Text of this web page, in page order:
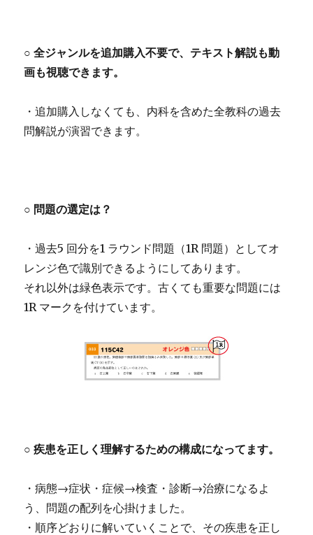
○ 全ジャンルを追加購入不要で、テキスト解説も動
画も視聴できます。
・追加購入しなくても、内科を含めた全教科の過去
問解説が演習できます。
○ 問題の選定は？
・過去5 回分を1 ラウンド問題（1R 問題）としてオ
レンジ色で識別できるようにしてあります。
それ以外は緑色表示です。古くても重要な問題には
1R マークを付けています。
○ 疾患を正しく理解するための構成になってます。
・病態→症状・症候→検査・診断→治療になるよ
う、問題の配列を心掛けました。
・順序どおりに解いていくことで、その疾患を正し